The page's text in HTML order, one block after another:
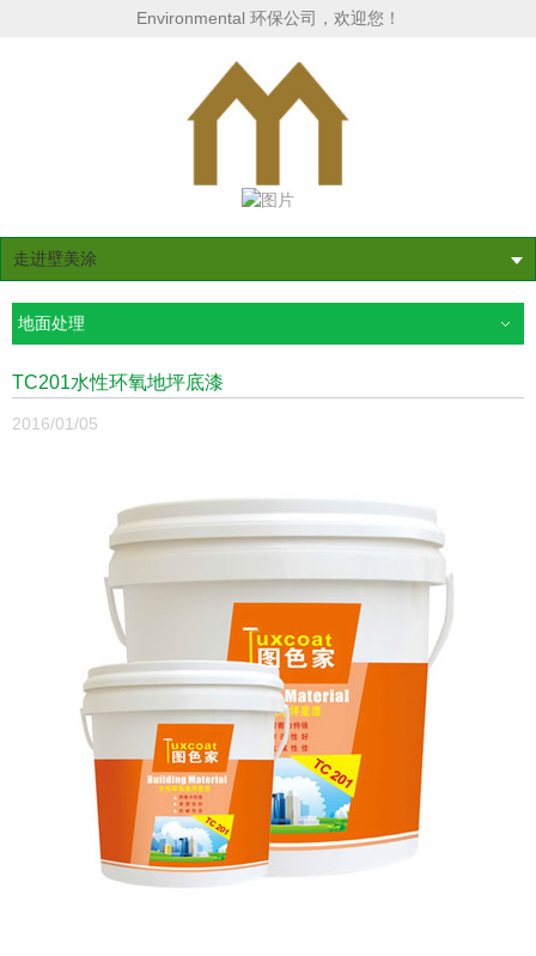
Environmental 环保公司，欢迎您！
走进壁美涂
地面处理
TC201水性环氧地坪底漆
2016/01/05